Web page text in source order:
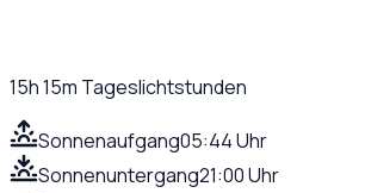
15h 15m Tageslichtstunden
Sonnenaufgang05:44 Uhr
Sonnenuntergang21:00 Uhr